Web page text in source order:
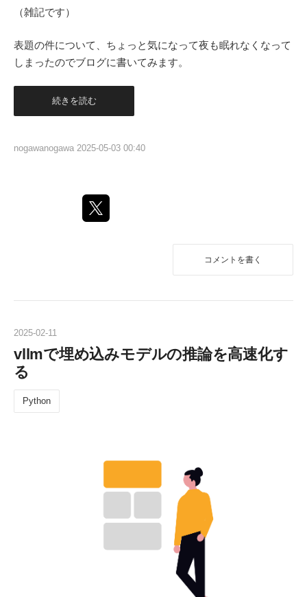
（雑記です）
表題の件について、ちょっと気になって夜も眠れなくなって
しまったのでブログに書いてみます。
続きを読む
nogawanogawa 2025-05-03 00:40
コメントを書く
2025-02-11
vllmで埋め込みモデルの推論を高速化す
る
Python